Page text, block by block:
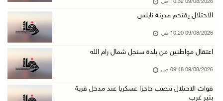
مستعمرون إرهابيون يحرقون مسكنا بمسافر يطا جنو ...
أسعار العملات مقابل الشيقل
09/آب/2026 08:44 ص
الاحتلال يقتحم عدة قرى في نابلس ويداهم منازل ...
أبرز عناوين الصحف الفلسطينية
09/08/2026 10:32 ص
الاحتلال يقتحم مدينة نابلس
09/08/2026 10:20 ص
اعتقال مواطنين من بلدة سنجل شمال رام الله
09/08/2026 09:48 ص
قوات الاحتلال تنصب حاجزا عسكريا عند مدخل قرية
بتير غرب